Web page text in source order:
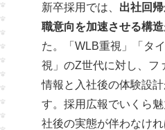
新卒採用では、 出社回
職意向を加速させる構造
た。「WLB重視」「タ
視」のZ世代に対し、フ
情報と入社後の体験設
す。採用広報でいくら
社後の実態が伴わなけ